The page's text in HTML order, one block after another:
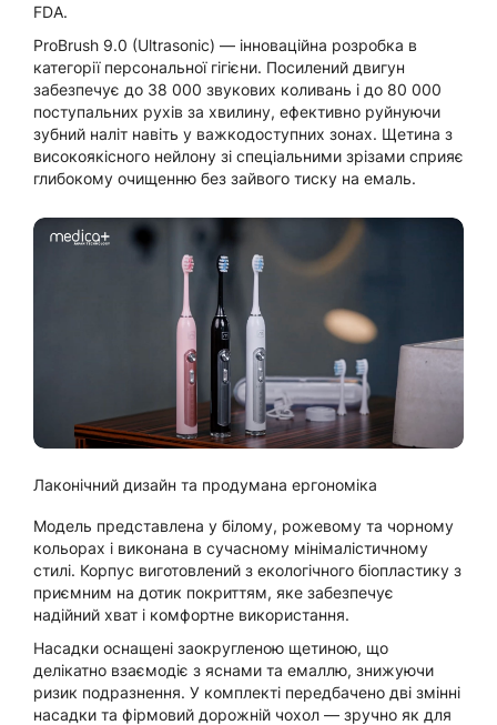
FDA.
ProBrush 9.0 (Ultrasonic) — інноваційна розробка в
категорії персональної гігієни. Посилений двигун
забезпечує до 38 000 звукових коливань і до 80 000
поступальних рухів за хвилину, ефективно руйнуючи
зубний наліт навіть у важкодоступних зонах. Щетина з
високоякісного нейлону зі спеціальними зрізами сприяє
глибокому очищенню без зайвого тиску на емаль.
Лаконічний дизайн та продумана ергономіка
Модель представлена у білому, рожевому та чорному
кольорах і виконана в сучасному мінімалістичному
стилі. Корпус виготовлений з екологічного біопластику з
приємним на дотик покриттям, яке забезпечує
надійний хват і комфортне використання.
Насадки оснащені заокругленою щетиною, що
делікатно взаємодіє з яснами та емаллю, знижуючи
ризик подразнення. У комплекті передбачено дві змінні
насадки та фірмовий дорожній чохол — зручно як для